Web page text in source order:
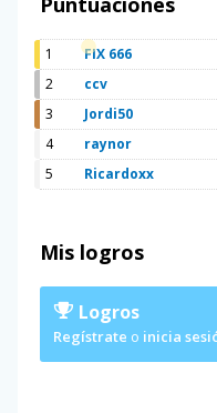
1 FIX 666
2
ccv
3
Jordi50
4
raynor
5
Ricardoxx
Mis logros
Logros
Regístrate o inicia